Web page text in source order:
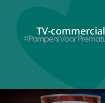
TV-commercial